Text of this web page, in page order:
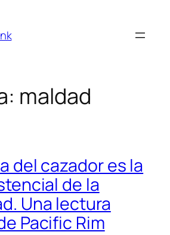
maldad
del cazador es la
de la
Una lectura
Pacific Rim